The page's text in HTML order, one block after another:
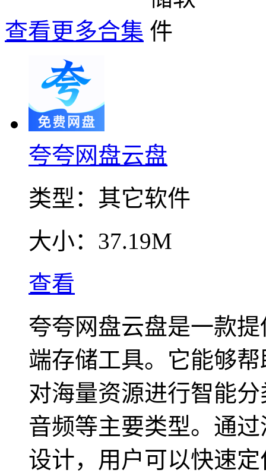
查看更多合集
夸夸网盘云盘
类型： 其它软件
大小： 37.19M
查看
夸夸网盘云盘是一款
端存储工具。它能够
对海量资源进行智能
音频等主要类型。通
设计，用户可以快速